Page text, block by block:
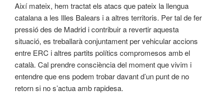
Així mateix, hem tractat els atacs que pateix la llengua
catalana a les Illes Balears i a altres territoris. Per tal de fer
pressió des de Madrid i contribuir a revertir aquesta
situació, es treballarà conjuntament per vehicular accions
entre ERC i altres partits polítics compromesos amb el
català. Cal prendre consciència del moment que vivim i
entendre que ens podem trobar davant d’un punt de no
retorn si no s’actua amb rapidesa.